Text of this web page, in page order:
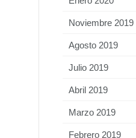
Noviembre 2019
Agosto 2019
Julio 2019
Abril 2019
Marzo 2019
Febrero 2019